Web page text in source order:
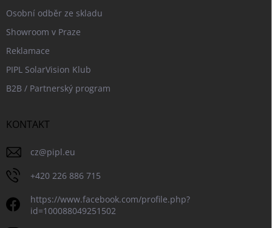
Osobní odběr ze skladu
Showroom v Praze
Reklamace
PIPL SolarVision Klub
B2B / Partnerský program
KONTAKT
cz@pipl.eu
+420 226 886 715
https://www.facebook.com/profile.php?
id=100088049251502